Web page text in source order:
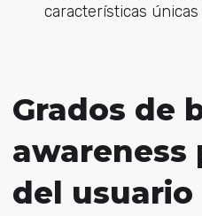
características únicas
Grados de
awareness
del usuario